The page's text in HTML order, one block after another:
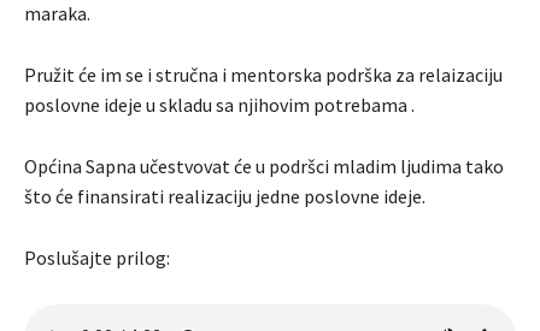
maraka.
Pružit će im se i stručna i mentorska podrška za relaizaciju
poslovne ideje u skladu sa njihovim potrebama .
Općina Sapna učestvovat će u podršci mladim ljudima tako
što će finansirati realizaciju jedne poslovne ideje.
Poslušajte prilog: